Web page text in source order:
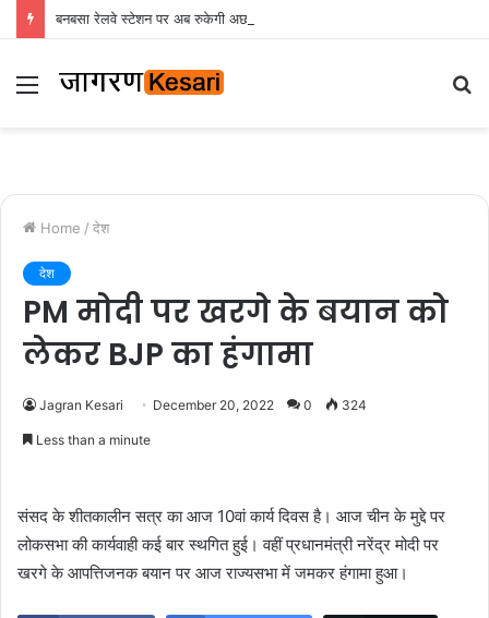
Menu
Home / देश
देश
PM मोदी पर खरगे के बयान को
लेकर BJP का हंगामा
Jagran Kesari December 20, 2022 0 324
Less than a minute
संसद के शीतकालीन सत्र का आज 10वां कार्य दिवस है। आज चीन के मुद्दे पर
लोकसभा की कार्यवाही कई बार स्थगित हुई। वहीं प्रधानमंत्री नरेंद्र मोदी पर
खरगे के आपत्तिजनक बयान पर आज राज्यसभा में जमकर हंगामा हुआ।